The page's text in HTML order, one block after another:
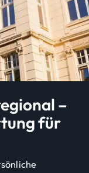
–
für